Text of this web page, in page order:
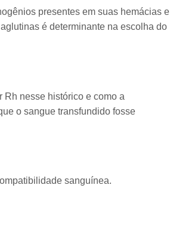
presentes em suas hemácias e
é determinante na escolha do
Rh nesse histórico e como a
o sangue transfundido fosse
sanguínea.